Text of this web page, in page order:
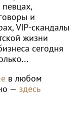
и
VIP-скандалы
жизни
сегодня
в любом
— здесь